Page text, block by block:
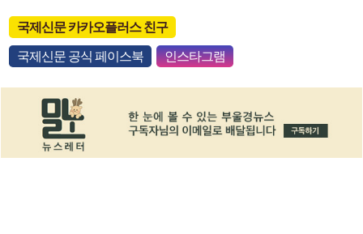
국제신문 카카오플러스 친구
국제신문 공식 페이스북 인스타그램